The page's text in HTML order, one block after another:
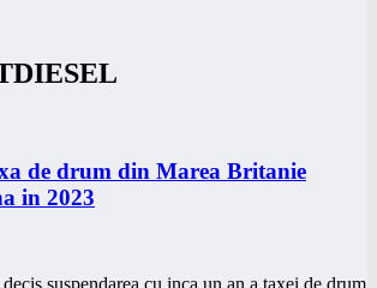
de drum din Marea Britanie
in 2023